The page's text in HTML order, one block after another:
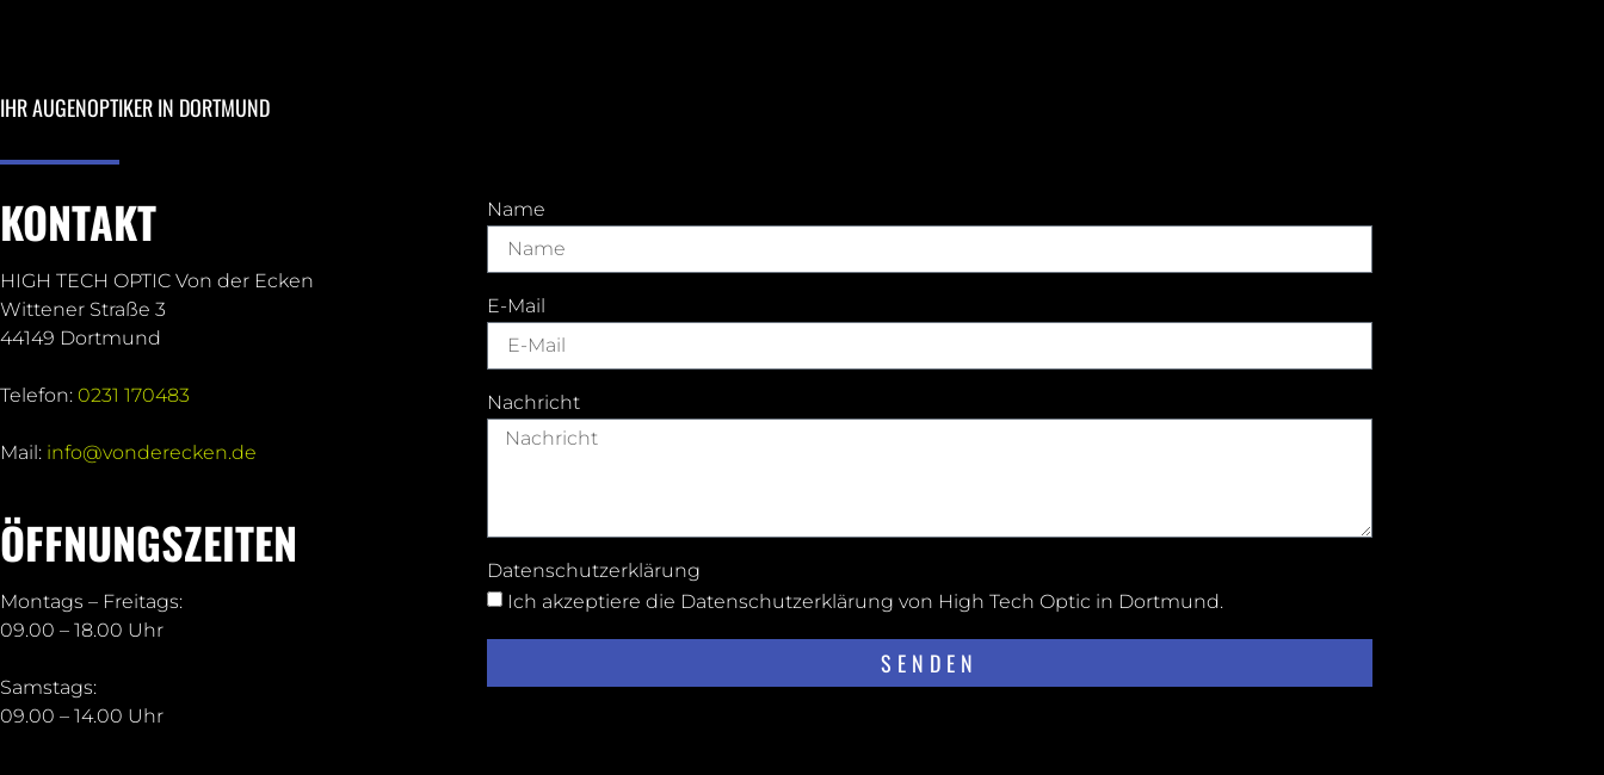
IHR AUGENOPTIKER IN DORTMUND
KONTAKT
HIGH TECH OPTIC Von der Ecken
Wittener Straße 3
44149 Dortmund
Telefon: 0231 170483
Mail: info@vonderecken.de
ÖFFNUNGSZEITEN
Montags – Freitags:
09.00 – 18.00 Uhr
Samstags:
09.00 – 14.00 Uhr
Name
E-Mail
Nachricht
Datenschutzerklärung
Ich akzeptiere die Datenschutzerklärung von High Tech Optic in Dortmund.
SENDEN